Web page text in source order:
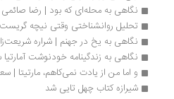
نگاهی به محله‌ای که بود | رضا صائمی
تحلیل روانشناختی وقتی نیچه گریست |
نگاهی به یخ در جهنم | شراره شریعت‌زاده
نگاهی به زندگینامه خودنوشت آمارتیا سن |
و اما من از یادت نمی‌کاهم، مارتیتا | سعیده
شیرازه کتاب چهل تایی شد